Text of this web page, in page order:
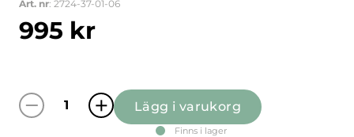
Art. nr: 2724-37-01-06
995 kr
Fjällvandring orange multibandslängd 1-
Lägg i varukorg
Finns i lager